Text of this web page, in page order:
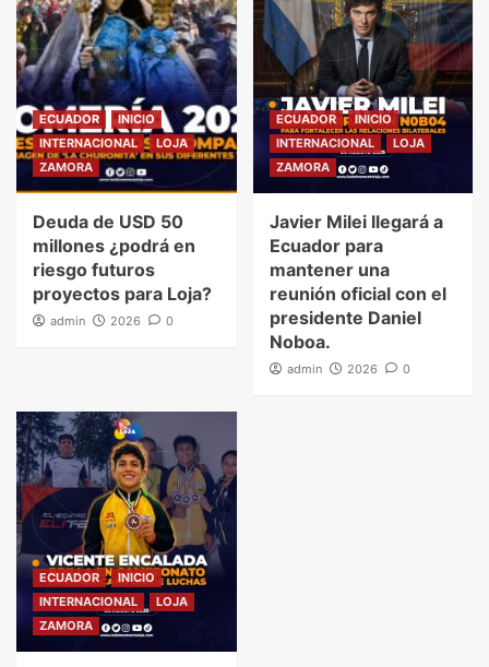
ECUADOR
INICIO
INTERNACIONAL
LOJA
ZAMORA
Deuda de USD 50
millones ¿podrá en
riesgo futuros
proyectos para Loja?
admin 2026 0
ECUADOR
INICIO
INTERNACIONAL
LOJA
ZAMORA
Javier Milei llegará a
Ecuador para
mantener una
reunión oficial con el
presidente Daniel
Noboa.
admin 2026 0
ECUADOR
INICIO
INTERNACIONAL
LOJA
ZAMORA